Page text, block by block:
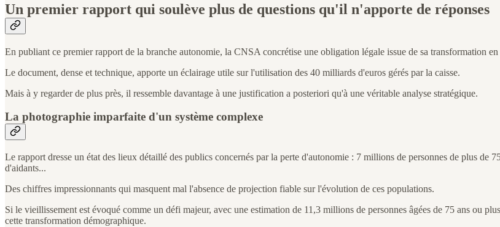
Un premier rapport qui soulève plus de questions qu'il n'apporte de réponses
En publiant ce premier rapport de la branche autonomie, la CNSA concrétise une obligation légale issue de sa transformation
Le document, dense et technique, apporte un éclairage utile sur l'utilisation des 40 milliards d'euros gérés par la caisse.
Mais à y regarder de plus près, il ressemble davantage à une justification a posteriori qu'à une véritable analyse stratégique.
La photographie imparfaite d'un système complexe
Le rapport dresse un état des lieux détaillé des publics concernés par la perte d'autonomie : 7 millions de personnes de plus
d'aidants...
Des chiffres impressionnants qui masquent mal l'absence de projection fiable sur l'évolution de ces populations.
Si le vieillissement est évoqué comme un défi majeur, avec une estimation de 11,3 millions de personnes âgées de 75 ans ou
cette transformation démographique.